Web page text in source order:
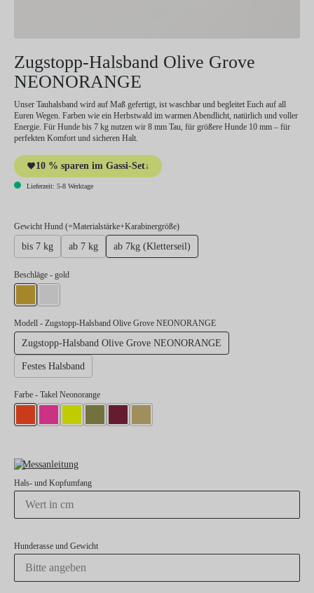
Zugstopp-Halsband Olive Grove
NEONORANGE
Unser Tauhalsband wird auf Maß gefertigt, ist waschbar und begleitet Euch auf all
Euren Wegen. Farben wie ein Herbstwald im warmen Abendlicht, natürlich und voller
Energie. Für Hunde bis 7 kg nutzen wir 8 mm Tau, für größere Hunde 10 mm – für
perfekten Komfort und sicheren Halt.
10 % sparen im Gassi-Set↓
Lieferzeit: 5-8 Werktage
Gewicht Hund (=Materialstärke+Karabinergröße)auswählen
bis 7 kg ab 7 kg ab 7kg (Kletterseil)
Beschlägeauswählen
- gold
Modell - Zugstopp-Halsband Olive Grove NEONORANGE
Zugstopp-Halsband Olive Grove NEONORANGE
Festes Halsband
Farbe - Takel Neonorange
Messanleitung
Hals- und Kopfumfang
Hunderasse und Gewicht